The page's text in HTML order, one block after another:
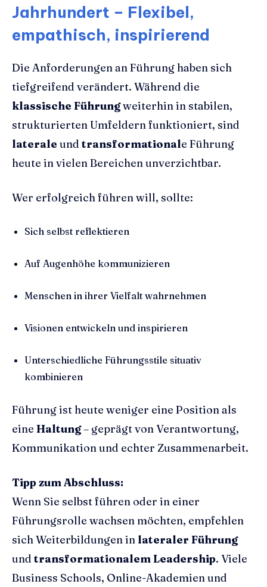
Jahrhundert – Flexibel,
empathisch, inspirierend
Die Anforderungen an Führung haben sich
tiefgreifend verändert. Während die
klassische Führungweiterhin in stabilen,
strukturierten Umfeldern funktioniert, sind
laterale und transformationale Führung
heute in vielen Bereichen unverzichtbar.
Wer erfolgreich führen will, sollte:
Sich selbst reflektieren
Auf Augenhöhe kommunizieren
Menschen in ihrer Vielfalt wahrnehmen
Visionen entwickeln und inspirieren
Unterschiedliche Führungsstile situativ
kombinieren
Führung ist heute weniger eine Position als
eine Haltung– geprägt von Verantwortung,
Kommunikation und echter Zusammenarbeit.
Tipp zum Abschluss:
Wenn Sie selbst führen oder in einer
Führungsrolle wachsen möchten, empfehlen
sich Weiterbildungen in lateraler Führung
und transformationalem Leadership. Viele
Business Schools, Online-Akademien und